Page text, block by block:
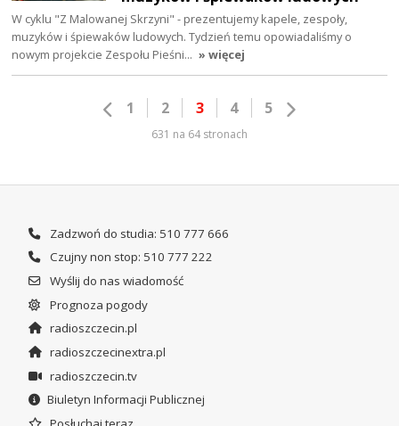
W cyklu "Z Malowanej Skrzyni" - prezentujemy kapele, zespoły,
muzyków i śpiewaków ludowych. Tydzień temu opowiadaliśmy o
nowym projekcie Zespołu Pieśni… » więcej
1 2 3 4 5
631 na 64 stronach
Zadzwoń do studia: 510 777 666
Czujny non stop: 510 777 222
Wyślij do nas wiadomość
Prognoza pogody
radioszczecin.pl
radioszczecinextra.pl
radioszczecin.tv
Biuletyn Informacji Publicznej